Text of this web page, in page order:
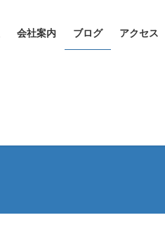
会社案内 ブログ アクセス